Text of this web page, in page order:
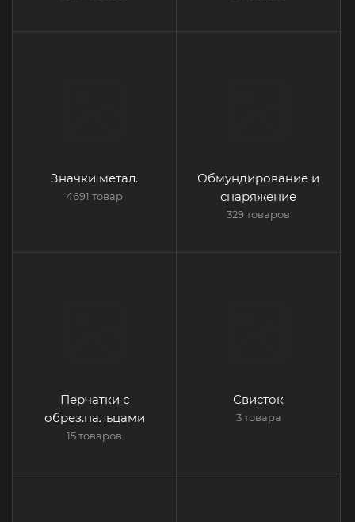
Значки метал.
4691 товар
Обмундирование и
снаряжение
329 товаров
Перчатки с
обрез.пальцами
15 товаров
Свисток
3 товара